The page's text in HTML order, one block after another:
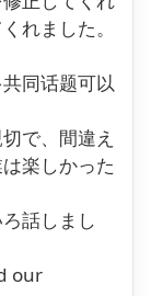
れました。
同话题可以
で、間違え
楽しかった
話しまし
our